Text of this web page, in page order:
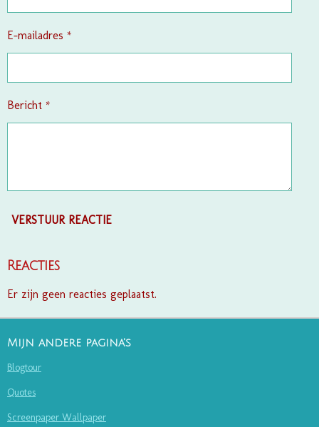
r
e
E-mailadres *
Bericht *
VERSTUUR REACTIE
Reacties
Er zijn geen reacties geplaatst.
Mijn andere pagina's
Blogtour
Quotes
Screenpaper Wallpaper